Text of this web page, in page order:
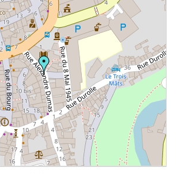
Photogrammétrie
patrimoine
géographique
l’équipe